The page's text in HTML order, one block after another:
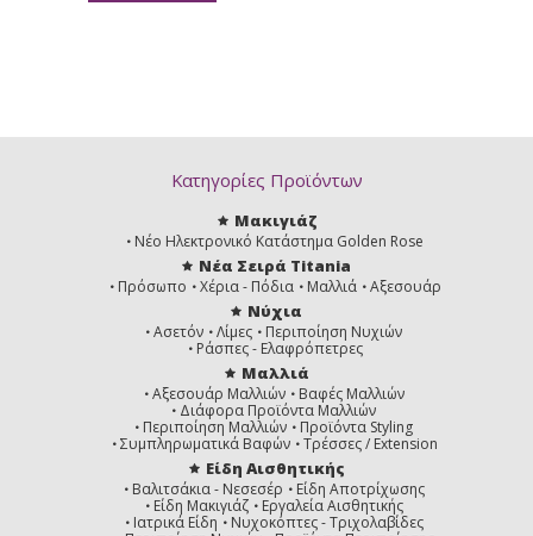
Κατηγορίες Προϊόντων
Μακιγιάζ
Νέο Ηλεκτρονικό Κατάστημα Golden Rose
Νέα Σειρά Titania
Πρόσωπο Χέρια - Πόδια Μαλλιά Αξεσουάρ
Νύχια
Ασετόν Λίμες
Περιποίηση Νυχιών
Ράσπες - Ελαφρόπετρες
Μαλλιά
Αξεσουάρ Μαλλιών
Βαφές Μαλλιών
Διάφορα Προϊόντα Μαλλιών
Περιποίηση Μαλλιών
Προϊόντα Styling
Συμπληρωματικά Βαφών
Τρέσσες / Extension
Είδη Αισθητικής
Βαλιτσάκια - Νεσεσέρ
Είδη Αποτρίχωσης
Είδη Μακιγιάζ
Εργαλεία Αισθητικής
Ιατρικά Είδη
Νυχοκόπτες - Τριχολαβίδες